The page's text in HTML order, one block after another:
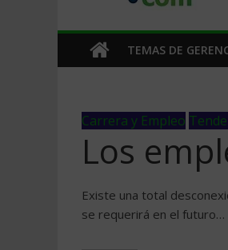
TEMAS DE
Carrera y Empleo
Los
Existe una total
se requerirá en el futuro…